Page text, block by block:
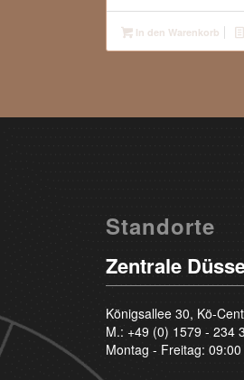
In den Warenkorb
Standorte
Zentrale
Königsallee 30, Kö-
M.: +49 (0) 1579 - 234
Montag - Freitag: